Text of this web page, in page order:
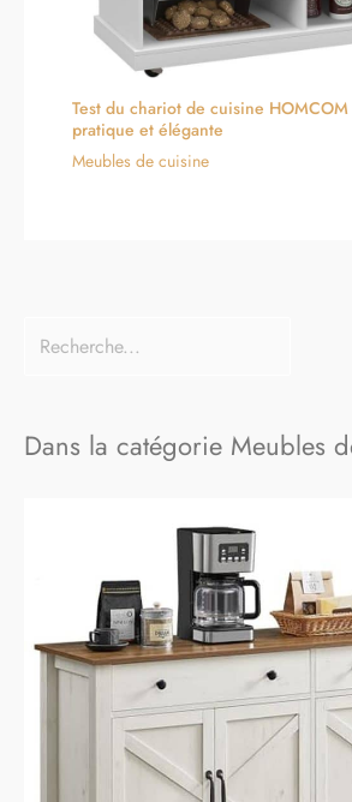
Test du chariot de cuisine
pratique et élégante
Meubles de cuisine
Dans la catégorie Meubles